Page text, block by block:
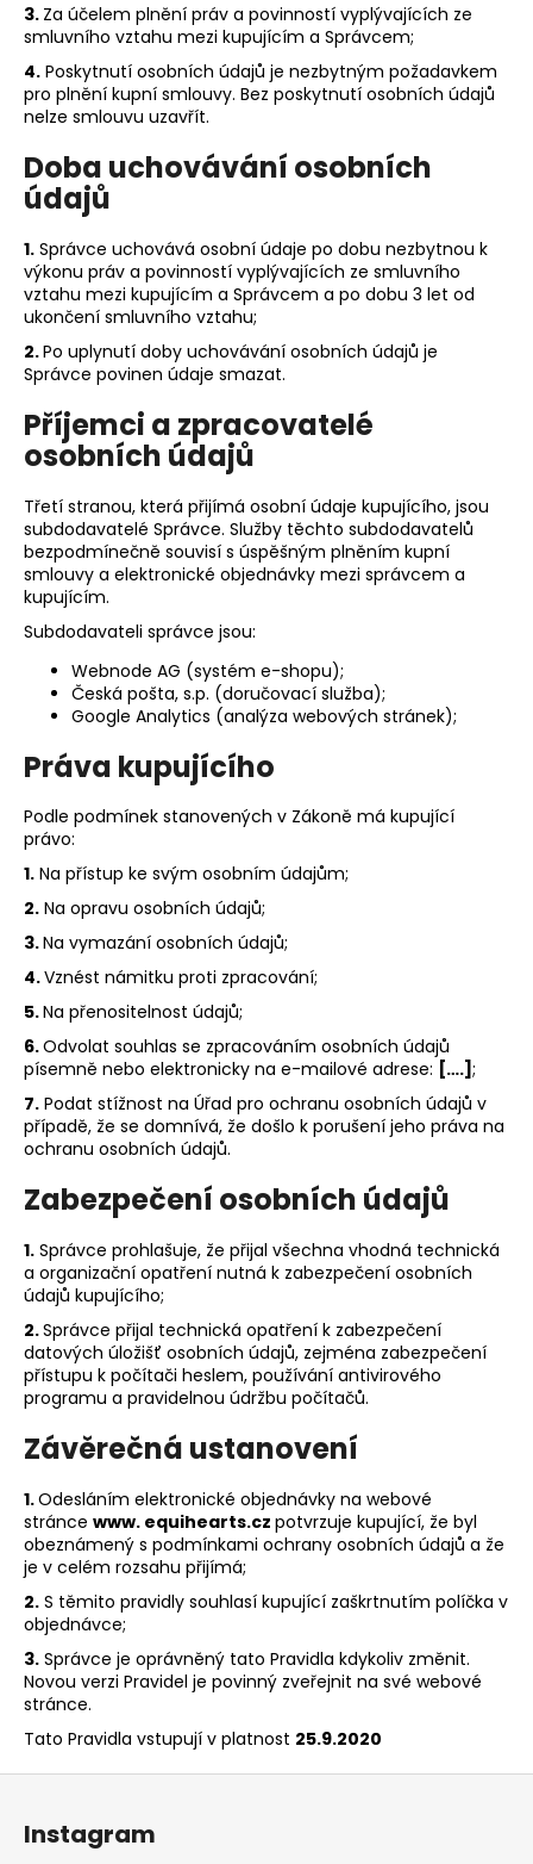
3. Za účelem plnění práv a povinností vyplývajících ze
smluvního vztahu mezi kupujícím a Správcem;
4. Poskytnutí osobních údajů je nezbytným požadavkem
pro plnění kupní smlouvy. Bez poskytnutí osobních údajů
nelze smlouvu uzavřít.
Doba uchovávání osobních
údajů
1. Správce uchovává osobní údaje po dobu nezbytnou k
výkonu práv a povinností vyplývajících ze smluvního
vztahu mezi kupujícím a Správcem a po dobu 3 let od
ukončení smluvního vztahu;
2.Po uplynutí doby uchovávání osobních údajů je
Správce povinen údaje smazat.
Příjemci a zpracovatelé
osobních údajů
Třetí stranou, která přijímá osobní údaje kupujícího, jsou
subdodavatelé Správce. Služby těchto subdodavatelů
bezpodmínečně souvisí s úspěšným plněním kupní
smlouvy a elektronické objednávky mezi správcem a
kupujícím.
Subdodavateli správce jsou:
Webnode AG (systém e-shopu);
Česká pošta, s.p. (doručovací služba);
Google Analytics (analýza webových stránek);
Práva kupujícího
Podle podmínek stanovených v Zákoně má kupující
právo:
1. Na přístup ke svým osobním údajům;
2. Na opravu osobních údajů;
3.Na vymazání osobních údajů;
4.Vznést námitku proti zpracování;
5.Na přenositelnost údajů;
6.Odvolat souhlas se zpracováním osobních údajů
písemně nebo elektronicky na e-mailové adrese: [….] ;
7. Podat stížnost na Úřad pro ochranu osobních údajů v
případě, že se domnívá, že došlo k porušení jeho práva na
ochranu osobních údajů.
Zabezpečení osobních údajů
1. Správce prohlašuje, že přijal všechna vhodná technická
a organizační opatření nutná k zabezpečení osobních
údajů kupujícího;
2.Správce přijal technická opatření k zabezpečení
datových úložišť osobních údajů, zejména zabezpečení
přístupu k počítači heslem, používání antivirového
programu a pravidelnou údržbu počítačů.
Závěrečná ustanovení
1.Odesláním elektronické objednávky na webové
stránce www. equihearts.cz potvrzuje kupující, že byl
obeznámený s podmínkami ochrany osobních údajů a že
je v celém rozsahu přijímá;
2. S těmito pravidly souhlasí kupující zaškrtnutím políčka v
objednávce;
3. Správce je oprávněný tato Pravidla kdykoliv změnit.
Novou verzi Pravidel je povinný zveřejnit na své webové
stránce.
Tato Pravidla vstupují v platnost 25.9.2020
Z
Instagram